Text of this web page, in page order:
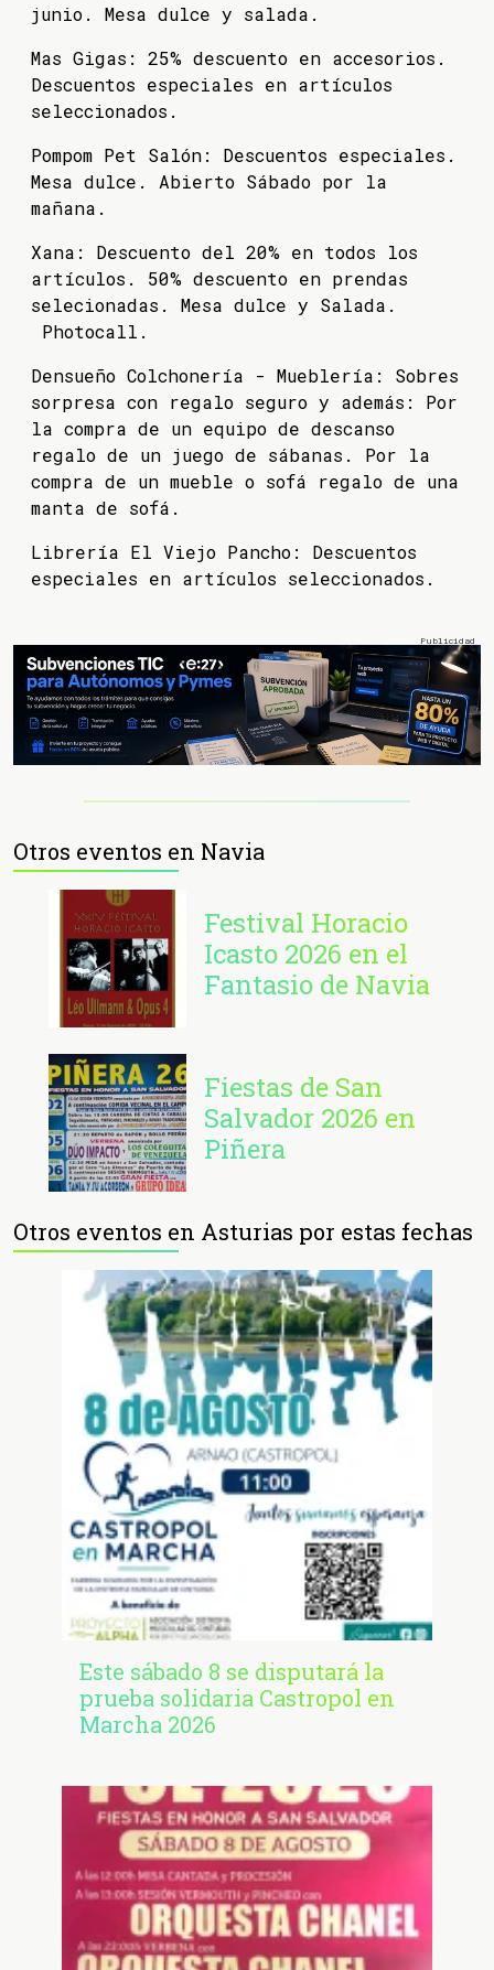
junio. Mesa dulce y salada.
Mas Gigas: 25% descuento en accesorios.
Descuentos especiales en artículos
seleccionados.
Pompom Pet Salón: Descuentos especiales.
Mesa dulce. Abierto Sábado por la
mañana.
Xana: Descuento del 20% en todos los
artículos. 50% descuento en prendas
selecionadas. Mesa dulce y Salada.
Photocall.
Densueño Colchonería - Mueblería: Sobres
sorpresa con regalo seguro y además: Por
la compra de un equipo de descanso
regalo de un juego de sábanas. Por la
compra de un mueble o sofá regalo de una
manta de sofá.
Librería El Viejo Pancho: Descuentos
especiales en artículos seleccionados.
Otros eventos en Navia
Festival Horacio
Icasto 2026 en el
Fantasio de Navia
Fiestas de San
Salvador 2026 en
Piñera
Otros eventos en Asturias por estas fechas
Este sábado 8 se disputará la
prueba solidaria Castropol en
Marcha 2026